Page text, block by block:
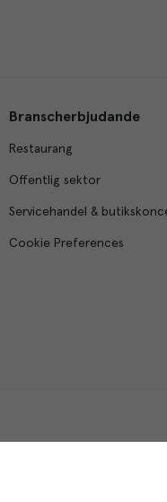
Branscherbjudande
Restaurang
Offentlig sektor
Servicehandel &
Cookie Preferences